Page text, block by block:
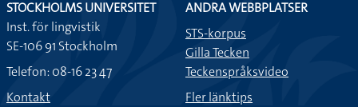
STOCKHOLMS UNIVERSITET
Inst. för lingvistik
SE-106 91 Stockholm
Telefon: 08-16 23 47
Kontakt
ANDRA WEBBPLATSER
STS-korpus
Gilla Tecken
Teckenspråksvideo
Fler länktips